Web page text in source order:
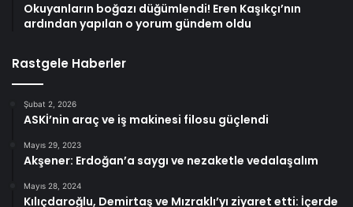
Okuyanların boğazı düğümlendi! Eren Kaşıkçı’nın
ardından yapılan o yorum gündem oldu
Rastgele Haberler
Şubat 2, 2026
ASKİ’nin araç ve iş makinesi filosu güçlendi
Mayıs 29, 2023
Akşener: Erdoğan’a saygı ve nezaketle vedalaşalım
Mayıs 28, 2024
Kılıçdaroğlu, Demirtaş ve Mızraklı’yı ziyaret etti: İçerde